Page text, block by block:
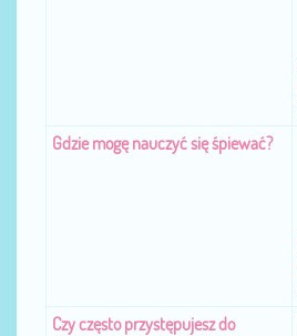
Gdzie mogę nauczyć się śpiewać?
Czy często przystępujesz do